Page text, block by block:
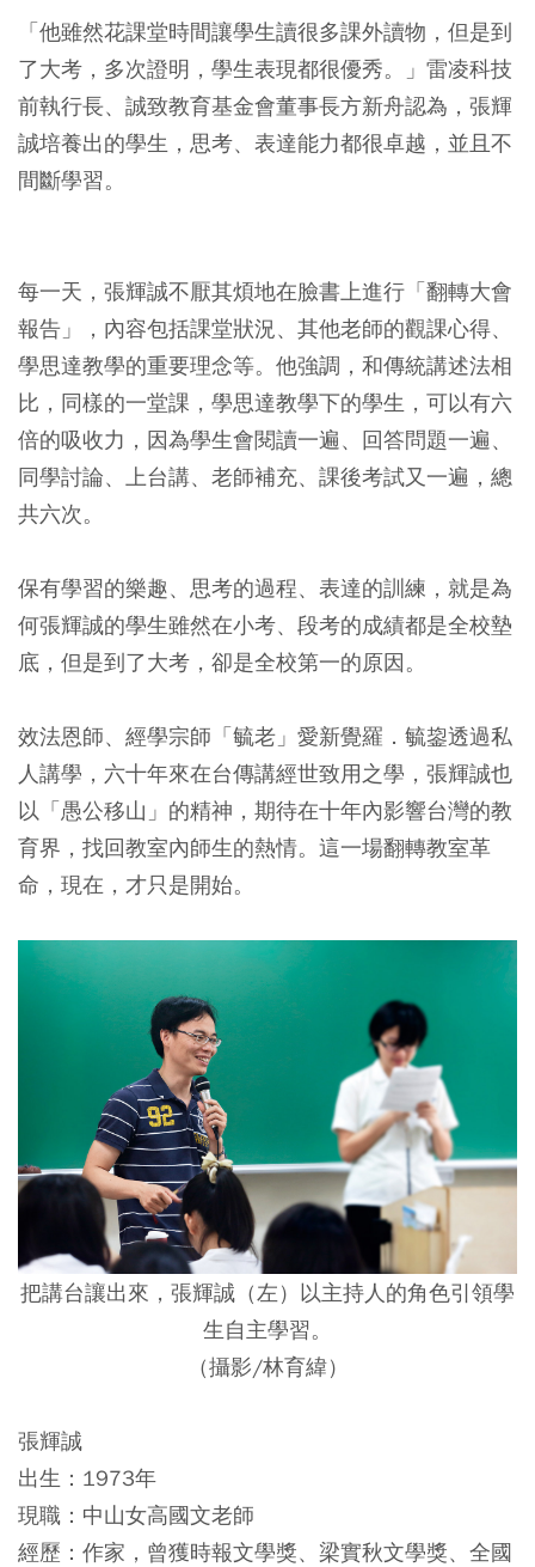
「他雖然花課堂時間讓學生讀很多課外讀物，但是到
了大考，多次證明，學生表現都很優秀。」雷凌科技
前執行長、誠致教育基金會董事長方新舟認為，張輝
誠培養出的學生，思考、表達能力都很卓越，並且不
間斷學習。
每一天，張輝誠不厭其煩地在臉書上進行「翻轉大會
報告」，內容包括課堂狀況、其他老師的觀課心得、
學思達教學的重要理念等。他強調，和傳統講述法相
比，同樣的一堂課，學思達教學下的學生，可以有六
倍的吸收力，因為學生會閱讀一遍、回答問題一遍、
同學討論、上台講、老師補充、課後考試又一遍，總
共六次。
保有學習的樂趣、思考的過程、表達的訓練，就是為
何張輝誠的學生雖然在小考、段考的成績都是全校墊
底，但是到了大考，卻是全校第一的原因。
效法恩師、經學宗師「毓老」愛新覺羅．毓鋆透過私
人講學，六十年來在台傳講經世致用之學，張輝誠也
以「愚公移山」的精神，期待在十年內影響台灣的教
育界，找回教室內師生的熱情。這一場翻轉教室革
命，現在，才只是開始。
把講台讓出來，張輝誠（左）以主持人的角色引領學
生自主學習。
（攝影/林育緯）
張輝誠
出生：1973年
現職：中山女高國文老師
經歷：作家，曾獲時報文學獎、梁實秋文學獎、全國